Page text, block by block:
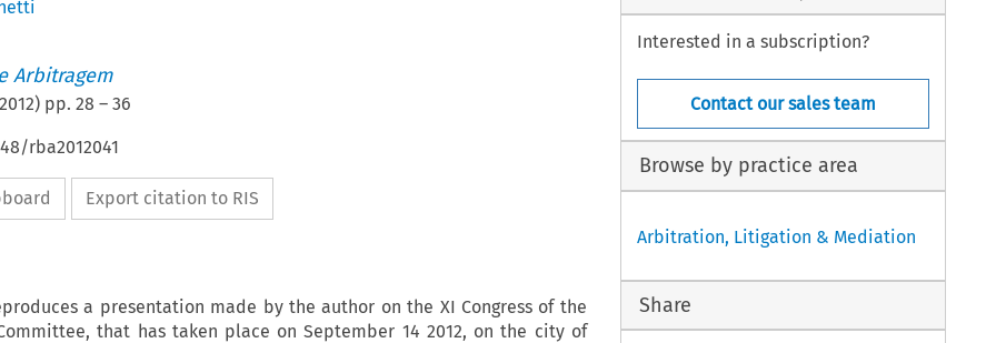
Arbitragem
) pp. 28 – 36
rba2012041
Export citation to RIS
a presentation made by the author on the XI Congress of the
that has taken place on September 14 2012, on the city of
Interested in a subscription?
Contact our sales team
Browse by practice area
Arbitration, Litigation & Mediation
Share